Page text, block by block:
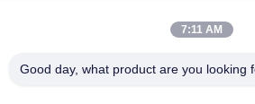
ঠিকানা
7:11 AM
Good day, what product are you looking